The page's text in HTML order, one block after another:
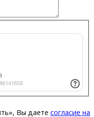
Вы даете согласие на